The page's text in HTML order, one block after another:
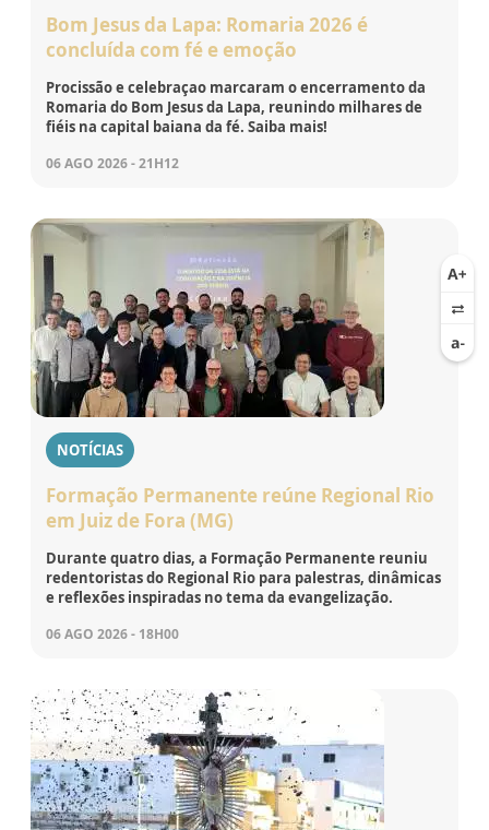
Bom Jesus da Lapa: Romaria 2026 é
concluída com fé e emoção
Procissão e celebraçao marcaram o encerramento da
Romaria do Bom Jesus da Lapa, reunindo milhares de
fiéis na capital baiana da fé. Saiba mais!
06 AGO 2026 - 21H12
NOTÍCIAS
Formação Permanente reúne Regional Rio
em Juiz de Fora (MG)
Durante quatro dias, a Formação Permanente reuniu
redentoristas do Regional Rio para palestras, dinâmicas
e reflexões inspiradas no tema da evangelização.
06 AGO 2026 - 18H00